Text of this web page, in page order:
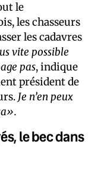
le
les chasseurs
les cadavres
vite possible
pas, indique
président de
Je n’en peux
le bec dans